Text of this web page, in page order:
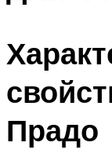
Прадо